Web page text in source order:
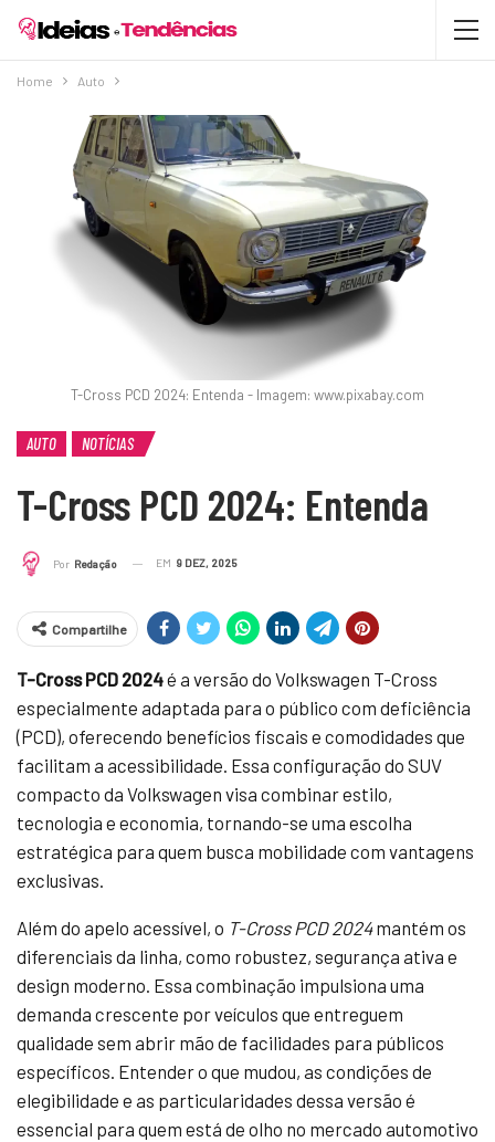
Home Auto
T-Cross PCD 2024: Entenda - Imagem: www.pixabay.com
AUTO NOTÍCIAS
T-Cross PCD 2024: Entenda
Por Redação EM 9 DEZ, 2025
Compartilhe
T-Cross PCD 2024é a versão do Volkswagen T-Cross
especialmente adaptada para o público com deficiência
(PCD), oferecendo benefícios fiscais e comodidades que
facilitam a acessibilidade. Essa configuração do SUV
compacto da Volkswagen visa combinar estilo,
tecnologia e economia, tornando-se uma escolha
estratégica para quem busca mobilidade com vantagens
exclusivas.
Além do apelo acessível, o T-Cross PCD 2024mantém os
diferenciais da linha, como robustez, segurança ativa e
design moderno. Essa combinação impulsiona uma
demanda crescente por veículos que entreguem
qualidade sem abrir mão de facilidades para públicos
específicos. Entender o que mudou, as condições de
elegibilidade e as particularidades dessa versão é
essencial para quem está de olho no mercado automotivo